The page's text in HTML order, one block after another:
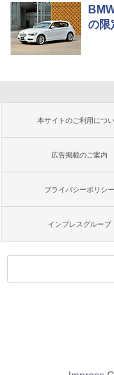
の限
本サイトのご利用につ
広告掲載のご案内
プライバシーポリシー
インプレスグループ